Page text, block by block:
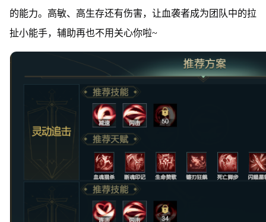
的能力。高敏、高生存还有伤害，让血袭者成为团队中的拉
扯小能手，辅助再也不用关心你啦~